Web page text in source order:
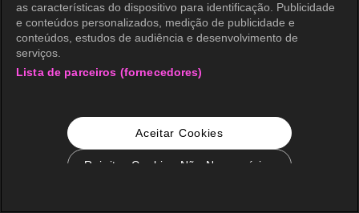
as características do dispositivo para identificação. Publicidade
e conteúdos personalizados, medição de publicidade e
conteúdos, estudos de audiência e desenvolvimento de
serviços.
Lista de parceiros (fornecedores)
Aceitar Cookies
Rejeitar Cookies Não Necessários